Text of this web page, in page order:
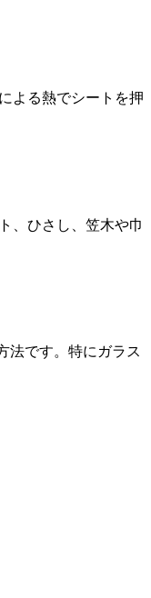
よる熱でシートを押
、ひさし、笠木や巾
法です。特にガラス